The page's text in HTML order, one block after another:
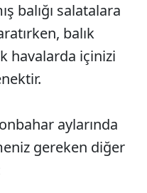
balığı salatalara
balık
havalarda içinizi
aylarında
gereken diğer